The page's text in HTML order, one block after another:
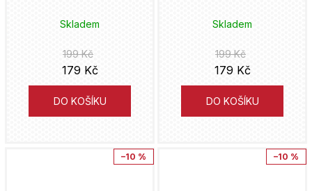
Skladem
199 Kč
179 Kč
DO KOŠÍKU
Skladem
199 Kč
179 Kč
DO KOŠÍKU
–10 % –10 %